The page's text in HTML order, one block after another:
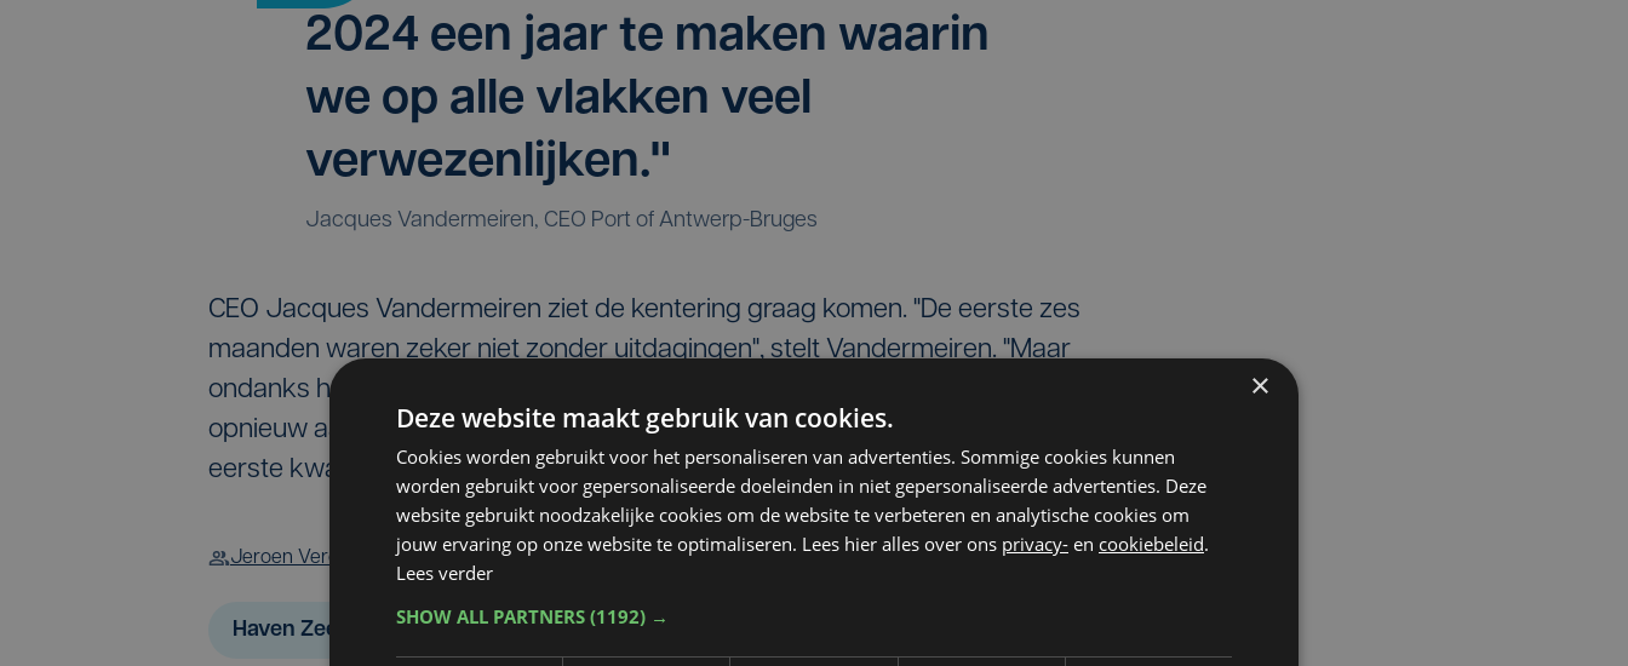
2024 een jaar te maken waarin
we op alle vlakken veel
verwezenlijken."
Jacques Vandermeiren, CEO Port of Antwerp-Bruges
CEO Jacques Vandermeiren ziet de kentering graag komen. "De eerste zes
maanden waren zeker niet zonder uitdagingen", stelt Vandermeiren. "Maar
ondanks het fragiel economisch klimaat en de boerenprotesten, knopen we
opnieuw aan met positieve cijfers, en zelfs een versterking van de groei in het
eerste kwartaal."
Jeroen VercruysseBelga
Haven Zeebrugge
×
Deze website maakt gebruik van cookies.
Cookies worden gebruikt voor het personaliseren van advertenties. Sommige cookies kunnen
worden gebruikt voor gepersonaliseerde doeleinden in niet gepersonaliseerde advertenties. Deze
website gebruikt noodzakelijke cookies om de website te verbeteren en analytische cookies om
jouw ervaring op onze website te optimaliseren. Lees hier alles over ons privacy- en cookiebeleid.
Lees verder
SHOW ALL PARTNERS (1192) →